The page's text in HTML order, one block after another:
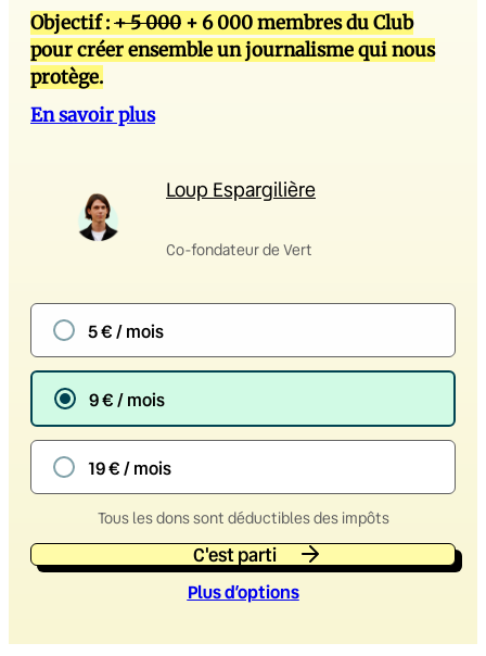
Objectif :+ 5 000 + 6 000 membres du Club
pour créer ensemble un journalisme qui nous
protège.
En savoir plus
Loup Espargilière
Co-fondateur de Vert
5 € / mois
9 € / mois
19 € / mois
Tous les dons sont déductibles des impôts
C'est parti
Plus d’options